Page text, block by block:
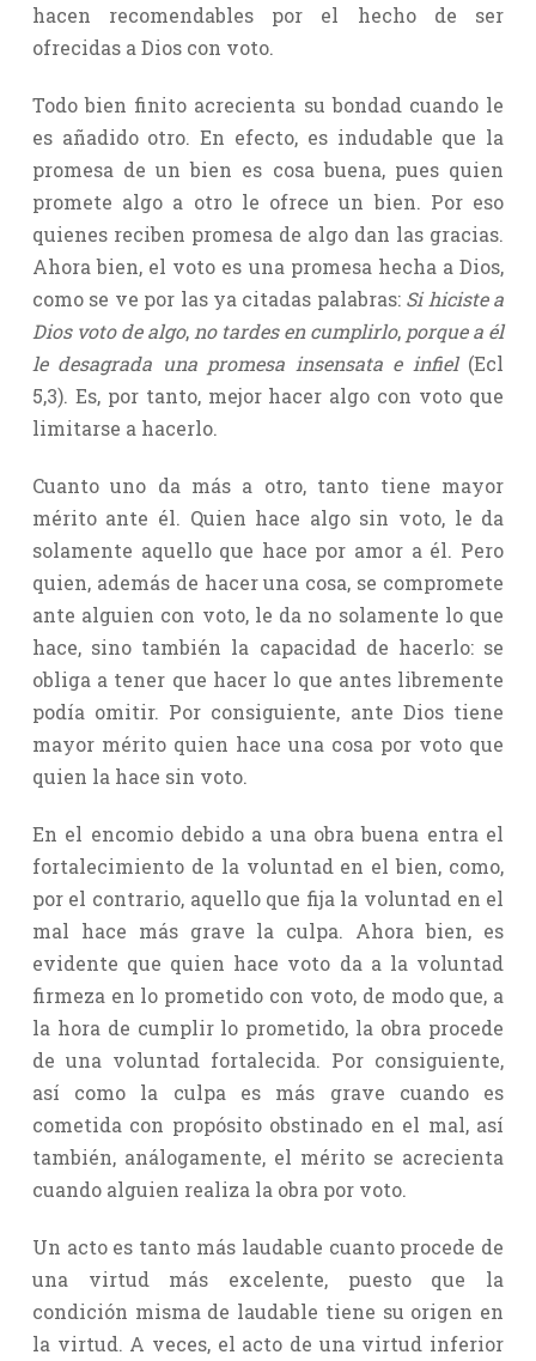
hacen recomendables por el hecho de ser
ofrecidas a Dios con voto.
Todo bien finito acrecienta su bondad cuando le
es añadido otro. En efecto, es indudable que la
promesa de un bien es cosa buena, pues quien
promete algo a otro le ofrece un bien. Por eso
quienes reciben promesa de algo dan las gracias.
Ahora bien, el voto es una promesa hecha a Dios,
como se ve por las ya citadas palabras: Si hiciste a
Dios voto de algo,no tardes en cumplirlo, porque a él
le desagrada una promesa insensata e infiel (Ecl
5,3). Es, por tanto, mejor hacer algo con voto que
limitarse a hacerlo.
Cuanto uno da más a otro, tanto tiene mayor
mérito ante él. Quien hace algo sin voto, le da
solamente aquello que hace por amor a él. Pero
quien, además de hacer una cosa, se compromete
ante alguien con voto, le da no solamente lo que
hace, sino también la capacidad de hacerlo: se
obliga a tener que hacer lo que antes libremente
podía omitir. Por consiguiente, ante Dios tiene
mayor mérito quien hace una cosa por voto que
quien la hace sin voto.
En el encomio debido a una obra buena entra el
fortalecimiento de la voluntad en el bien, como,
por el contrario, aquello que fija la voluntad en el
mal hace más grave la culpa. Ahora bien, es
evidente que quien hace voto da a la voluntad
firmeza en lo prometido con voto, de modo que, a
la hora de cumplir lo prometido, la obra procede
de una voluntad fortalecida. Por consiguiente,
así como la culpa es más grave cuando es
cometida con propósito obstinado en el mal, así
también, análogamente, el mérito se acrecienta
cuando alguien realiza la obra por voto.
Un acto es tanto más laudable cuanto procede de
una virtud más excelente, puesto que la
condición misma de laudable tiene su origen en
la virtud. A veces, el acto de una virtud inferior